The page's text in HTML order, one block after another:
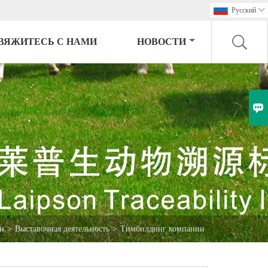
Pусский 
С НАМИ НОВОСТИ
> Выставочная деятельность > Тимбилдинг компании
